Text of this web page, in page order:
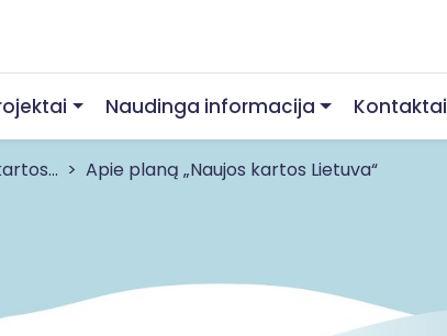
Naudinga informacija Kontaktai
Apie planą „Naujos kartos Lietuva“